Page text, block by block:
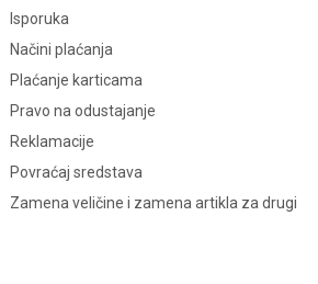
Isporuka
Načini plaćanja
Plaćanje karticama
Pravo na odustajanje
Reklamacije
Povraćaj sredstava
Zamena veličine i zamena artikla za drugi